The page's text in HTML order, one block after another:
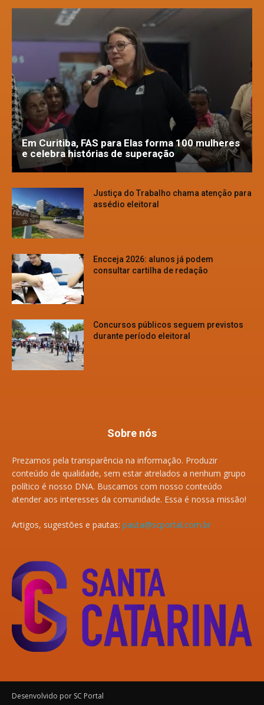
Em Curitiba, FAS para Elas forma 100 mulheres
e celebra histórias de superação
Justiça do Trabalho chama atenção para
assédio eleitoral
Encceja 2026: alunos já podem
consultar cartilha de redação
Concursos públicos seguem previstos
durante período eleitoral
Sobre nós
Prezamos pela transparência na informação. Produzir
conteúdo de qualidade, sem estar atrelados a nenhum grupo
político é nosso DNA. Buscamos com nosso conteúdo
atender aos interesses da comunidade. Essa é nossa missão!
Artigos, sugestões e pautas: pauta@scportal.com.br
Desenvolvido por SC Portal